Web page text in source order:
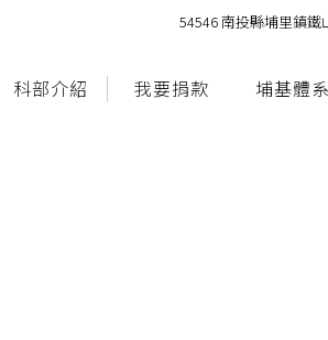
54546 南投縣埔里鎮鐵
科部介紹 我要捐款 埔基體系